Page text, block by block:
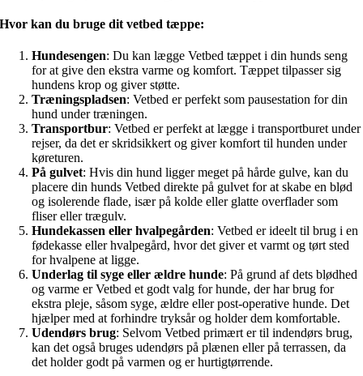
Hvor kan du bruge dit vetbed tæppe:
Hundesengen: Du kan lægge Vetbed tæppet i din hunds seng
for at give den ekstra varme og komfort. Tæppet tilpasser sig
hundens krop og giver støtte.
Træningspladsen: Vetbed er perfekt som pausestation for din
hund under træningen.
Transportbur: Vetbed er perfekt at lægge i transportburet under
rejser, da det er skridsikkert og giver komfort til hunden under
køreturen.
På gulvet: Hvis din hund ligger meget på hårde gulve, kan du
placere din hunds Vetbed direkte på gulvet for at skabe en blød
og isolerende flade, især på kolde eller glatte overflader som
fliser eller trægulv.
Hundekassen eller hvalpegården: Vetbed er ideelt til brug i en
fødekasse eller hvalpegård, hvor det giver et varmt og tørt sted
for hvalpene at ligge.
Underlag til syge eller ældre hunde: På grund af dets blødhed
og varme er Vetbed et godt valg for hunde, der har brug for
ekstra pleje, såsom syge, ældre eller post-operative hunde. Det
hjælper med at forhindre tryksår og holder dem komfortable.
Udendørs brug: Selvom Vetbed primært er til indendørs brug,
kan det også bruges udendørs på plænen eller på terrassen, da
det holder godt på varmen og er hurtigtørrende.